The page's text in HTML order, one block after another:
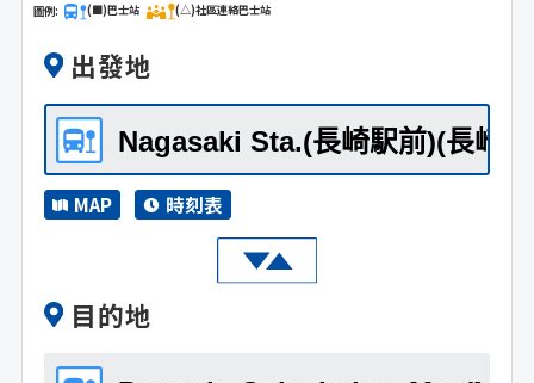
圖例: (■)巴士站 (△)社區連絡巴士站
出發地
MAP 時刻表
目的地